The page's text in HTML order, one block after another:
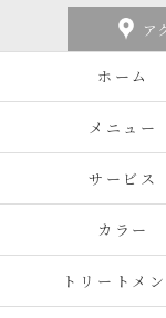
ア
ホーム
メニュー
サービス
カラー
トリートメ